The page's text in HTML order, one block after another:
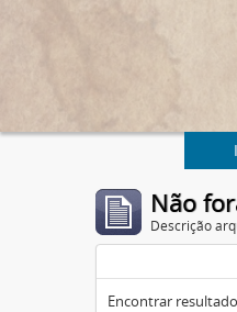
Não
Descrição
Encontrar